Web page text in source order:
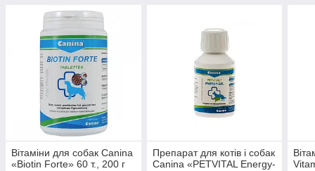
Вітаміни для собак Canina
«Biotin Forte» 60 т., 200 г
Препарат для котів і собак
Canina «PETVITAL Energy-